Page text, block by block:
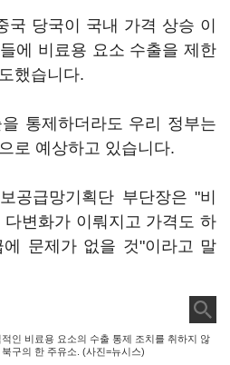
국 당국이 국내 가격 상승 이
에 비료용 요소 수출을 제한
했습니다.
통제하더라도 우리 정부는
로 예상하고 있습니다.
공급망기획단 부단장은 "비
변화가 이뤄지고 가격도 하
문제가 없을 것"이라고 말
인 비료용 요소의 수출 통제 조치를 취하지 않
구의 한 주유소. (사진=뉴시스)